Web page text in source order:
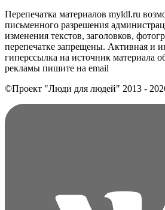
Перепечатка материалов myldl.ru
письменного разрешения
изменения текстов, заголовков,
перепечатке запрещены. Активная и
гиперссылка на источник материала
рекламы пишите на еmail
©Проект "Люди для людей" 2013 -